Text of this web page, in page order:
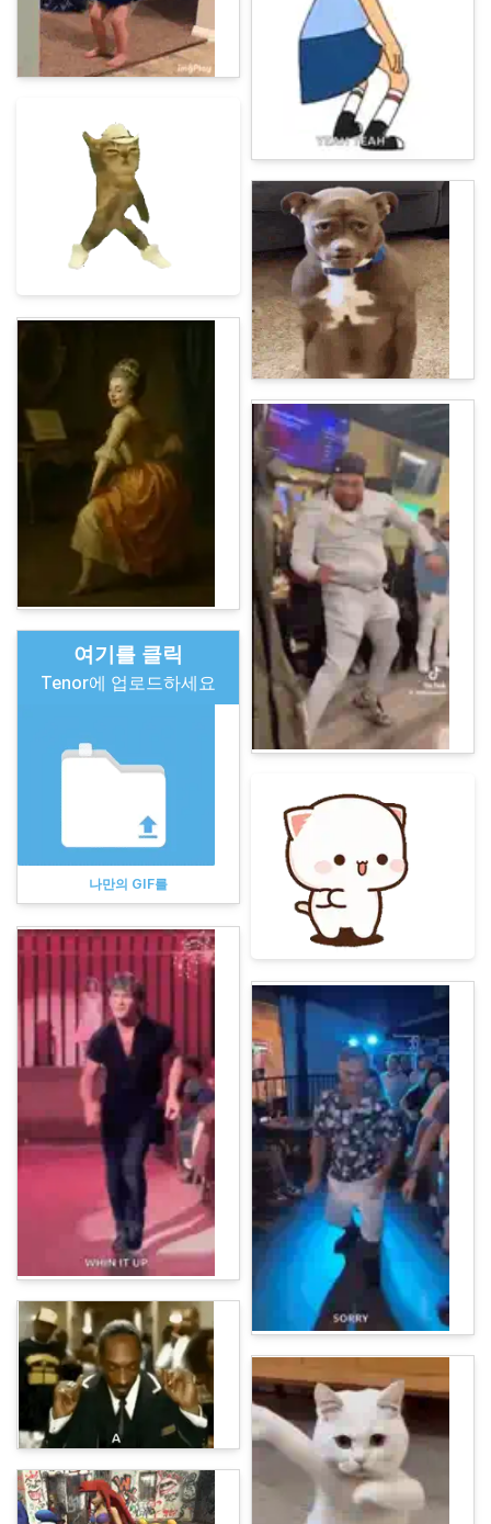
여기를 클릭
Tenor에 업로드하세요
나만의 GIF를